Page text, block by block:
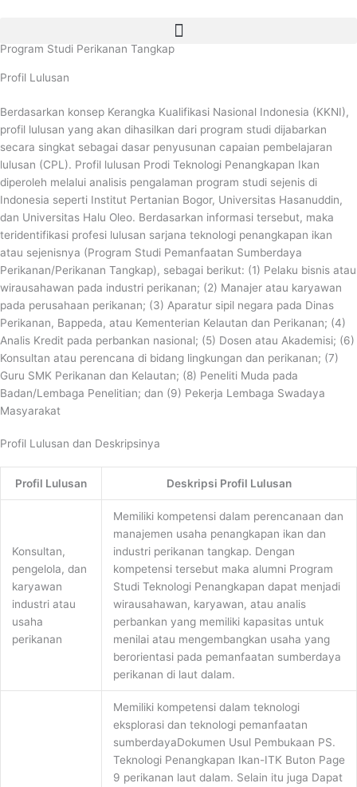
konten
Program Studi Perikanan Tangkap
Profil Lulusan
Berdasarkan konsep Kerangka Kualifikasi Nasional Indonesia (KKNI),
profil lulusan yang akan dihasilkan dari program studi dijabarkan
secara singkat sebagai dasar penyusunan capaian pembelajaran
lulusan (CPL). Profil lulusan Prodi Teknologi Penangkapan Ikan
diperoleh melalui analisis pengalaman program studi sejenis di
Indonesia seperti Institut Pertanian Bogor, Universitas Hasanuddin,
dan Universitas Halu Oleo. Berdasarkan informasi tersebut, maka
teridentifikasi profesi lulusan sarjana teknologi penangkapan ikan
atau sejenisnya (Program Studi Pemanfaatan Sumberdaya
Perikanan/Perikanan Tangkap), sebagai berikut: (1) Pelaku bisnis atau
wirausahawan pada industri perikanan; (2) Manajer atau karyawan
pada perusahaan perikanan; (3) Aparatur sipil negara pada Dinas
Perikanan, Bappeda, atau Kementerian Kelautan dan Perikanan; (4)
Analis Kredit pada perbankan nasional; (5) Dosen atau Akademisi; (6)
Konsultan atau perencana di bidang lingkungan dan perikanan; (7)
Guru SMK Perikanan dan Kelautan; (8) Peneliti Muda pada
Badan/Lembaga Penelitian; dan (9) Pekerja Lembaga Swadaya
Masyarakat
Profil Lulusan dan Deskripsinya
Profil Lulusan Deskripsi Profil Lulusan
Konsultan,
pengelola, dan
karyawan
industri atau
usaha
perikanan
Memiliki kompetensi dalam perencanaan dan
manajemen usaha penangkapan ikan dan
industri perikanan tangkap. Dengan
kompetensi tersebut maka alumni Program
Studi Teknologi Penangkapan dapat menjadi
wirausahawan, karyawan, atau analis
perbankan yang memiliki kapasitas untuk
menilai atau mengembangkan usaha yang
berorientasi pada pemanfaatan sumberdaya
perikanan di laut dalam.
Memiliki kompetensi dalam teknologi
eksplorasi dan teknologi pemanfaatan
sumberdayaDokumen Usul Pembukaan PS.
Teknologi Penangkapan Ikan-ITK Buton Page
9 perikanan laut dalam. Selain itu juga Dapat